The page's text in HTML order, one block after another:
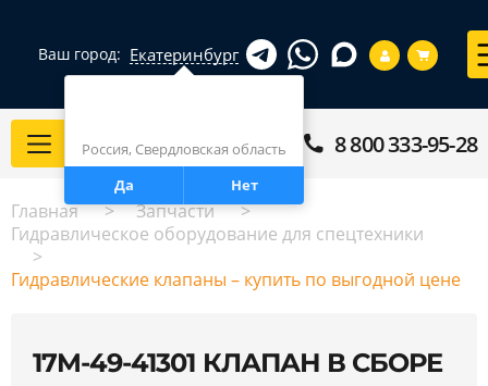
Ваш город: Екатеринбург
Россия, Свердловская область
Да
Нет
Каталог 8 800 333-95-28
Главная
Запчасти
Гидравлическое оборудование для спецтехники
Гидравлические клапаны – купить по выгодной цене
17M-49-41301 КЛАПАН В СБОРЕ